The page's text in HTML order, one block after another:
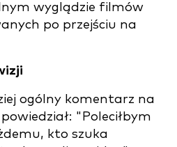
wyglądzie filmów
po przejściu na
ogólny komentarz na
"Poleciłbym
kto szuka